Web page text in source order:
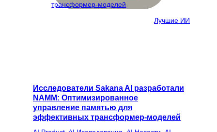
Лучшие ИИ
Исследователи Sakana AI разработали
NAMM: Оптимизированное
управление памятью для
эффективных трансформер-моделей